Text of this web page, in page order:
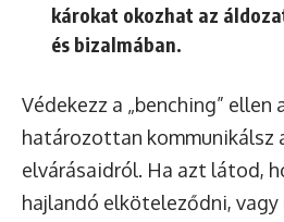
károkat okozhat az
és bizalmában.
Védekezz a „benching” ellen
határozottan kommunikálsz
elvárásaidról. Ha azt látod,
hajlandó elköteleződni,